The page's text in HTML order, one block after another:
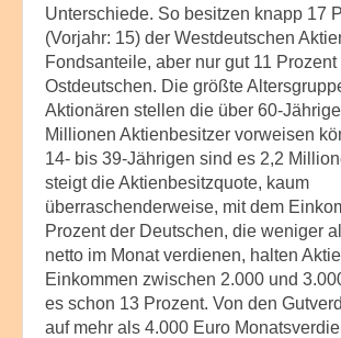
Unterschiede. So besitzen knapp 17
(Vorjahr: 15) der Westdeutschen
Fondsanteile, aber nur gut 11 Prozent
Ostdeutschen. Die größte
Aktionären stellen die über 60-
Millionen Aktienbesitzer vorweisen
14- bis 39-Jährigen sind es 2,2
steigt die Aktienbesitzquote, kaum
überraschenderweise, mit dem
Prozent der Deutschen, die weniger
netto im Monat verdienen, halten
Einkommen zwischen 2.000 und
es schon 13 Prozent. Von den
auf mehr als 4.000 Euro